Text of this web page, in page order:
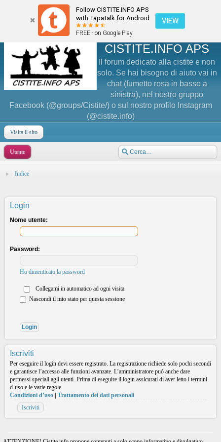
Follow CISTITE.INFO APS
with Tapatalk for Android
FREE - on Google Play
VIEW
CISTITE.INFO APS
Il forum dedicato alla cistite e non
solo. Se hai bisogno di aiuto vai in
chat (fumetto rosa in basso a
sinistra), nel nostro gruppo
Facebook (@groups/Cistite/) o sul nostro profilo Instagram
(@cistite.info)
Visita il sito
Utente
Indice
Login
Nome utente:
Password:
Ho dimenticato la password
Collegami in automatico ad ogni visita
Nascondi il mio stato per questa sessione
Iscriviti
Per eseguire il login devi essere registrato. La registrazione richiede solo pochi secondi
e garantisce l’accesso alle funzioni avanzate. L’amministratore puó anche dare
permessi speciali agli utenti. Prima di eseguire il login assicurati di aver letto i termini
d’uso e le varie regole.
Condizioni d’uso
Trattamento dei dati personali
Iscriviti